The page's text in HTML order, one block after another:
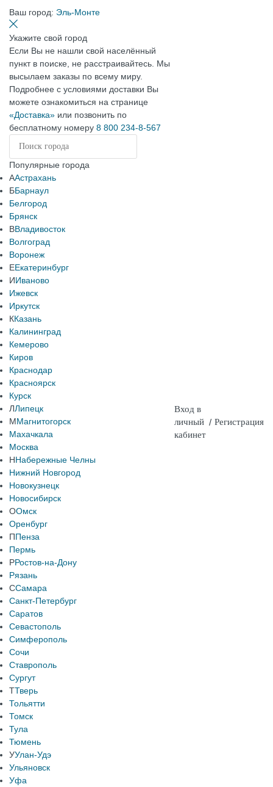
Ваш город: Эль-Монте
Укажите свой город
Если Вы не нашли свой населённый
пункт в поиске, не расстраивайтесь. Мы
высылаем заказы по всему миру.
Подробнее с условиями доставки Вы
можете ознакомиться на странице
«Доставка» или позвонить по
бесплатному номеру 8 800 234-8-567
Популярные города
ААстрахань
ББарнаул
Белгород
Брянск
ВВладивосток
Волгоград
Воронеж
ЕЕкатеринбург
ИИваново
Ижевск
Иркутск
ККазань
Калининград
Кемерово
Киров
Краснодар
Красноярск
Курск
ЛЛипецк
ММагнитогорск
Махачкала
Москва
ННабережные Челны
Нижний Новгород
Новокузнецк
Новосибирск
ООмск
Оренбург
ППенза
Пермь
РРостов-на-Дону
Рязань
ССамара
Санкт-Петербург
Саратов
Севастополь
Симферополь
Сочи
Ставрополь
Сургут
ТТверь
Тольятти
Томск
Тула
Тюмень
УУлан-Удэ
Ульяновск
Уфа
Вход в
личный
кабинет
/ Регистрация